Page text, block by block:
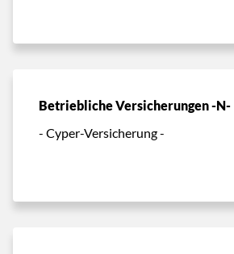
Betriebliche Versicherungen -N-
- Cyper-Versicherung -